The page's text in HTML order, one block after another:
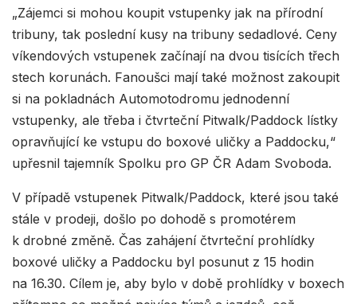
„Zájemci si mohou koupit vstupenky jak na přírodní
tribuny, tak poslední kusy na tribuny sedadlové. Ceny
víkendových vstupenek začínají na dvou tisících třech
stech korunách. Fanoušci mají také možnost zakoupit
si na pokladnách Automotodromu jednodenní
vstupenky, ale třeba i čtvrteční Pitwalk/Paddock lístky
opravňující ke vstupu do boxové uličky a Paddocku,“
upřesnil tajemník Spolku pro GP ČR Adam Svoboda.
V případě vstupenek Pitwalk/Paddock, které jsou také
stále v prodeji, došlo po dohodě s promotérem
k drobné změně. Čas zahájení čtvrteční prohlídky
boxové uličky a Paddocku byl posunut z 15 hodin
na 16.30. Cílem je, aby bylo v době prohlídky v boxech